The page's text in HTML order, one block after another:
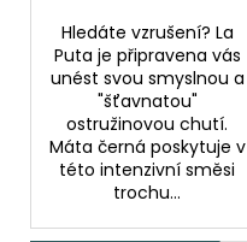
Hledáte vzrušení? La
Puta je připravena vás
unést svou smyslnou a
"šťavnatou"
ostružinovou chutí.
Máta černá poskytuje v
této intenzivní směsi
trochu...